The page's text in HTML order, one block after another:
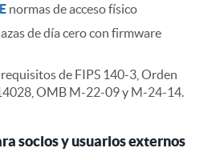
normas de acceso físico
de día cero con firmware
de FIPS 140-3, Orden
OMB M-22-09 y M-24-14.
socios y usuarios externos